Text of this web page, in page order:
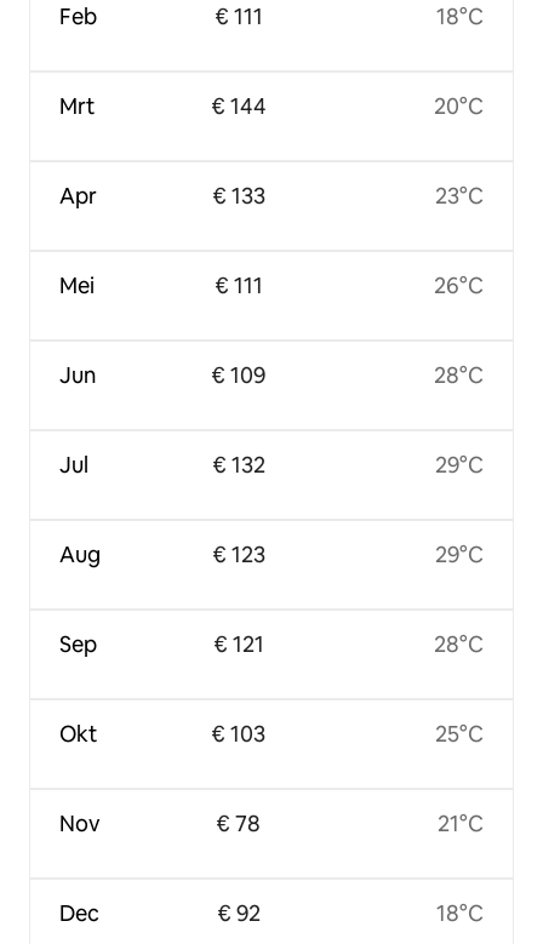
Feb
Mrt
Apr
Mei
Jun
Jul
Aug
Sep
Okt
Nov
Dec
€ 111
€ 144
€ 133
€ 111
€ 109
€ 132
€ 123
€ 121
€ 103
€ 78
€ 92
18°C
20°C
23°C
26°C
28°C
29°C
29°C
28°C
25°C
21°C
18°C